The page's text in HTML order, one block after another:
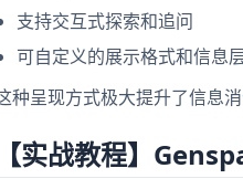
支持交互式探索和追问
可自定义的展示格式和信息
种呈现方式极大提升了信息
【实战教程】